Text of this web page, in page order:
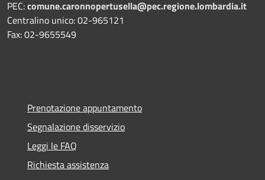
PEC:comune.caronnopertusella@pec.regione.lombardia.it
Centralino unico: 02-965121
Fax: 02-9655549
Prenotazione appuntamento
Segnalazione disservizio
Leggi le FAQ
Richiesta assistenza